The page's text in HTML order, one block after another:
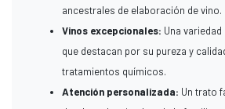
ancestrales de elaboración de vino.
Vinos excepcionales: Una
que destacan por su pureza y
tratamientos químicos.
Atención personalizada: Un trato